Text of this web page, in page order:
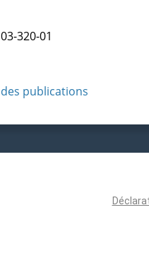
320-01
publications